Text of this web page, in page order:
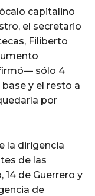
capitalino
el secretario
Filiberto
sólo 4
y el resto a
por
la dirigencia
de las
14 de Guerrero y
de